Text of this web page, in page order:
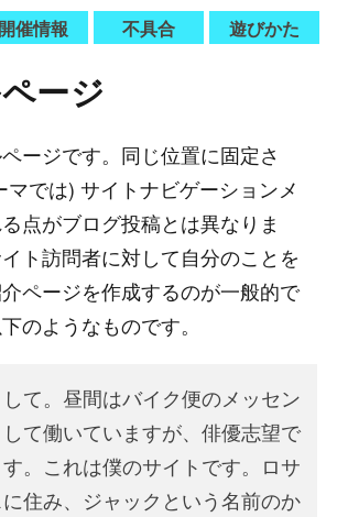
開催情報 不具合 遊びかた
ージ
ージです。同じ位置に固定さ
マでは) サイトナビゲーションメ
点がブログ投稿とは異なりま
ト訪問者に対して自分のことを
ページを作成するのが一般的で
のようなものです。
て。昼間はバイク便のメッセン
て働いていますが、俳優志望で
。これは僕のサイトです。ロサ
住み、ジャックという名前のか